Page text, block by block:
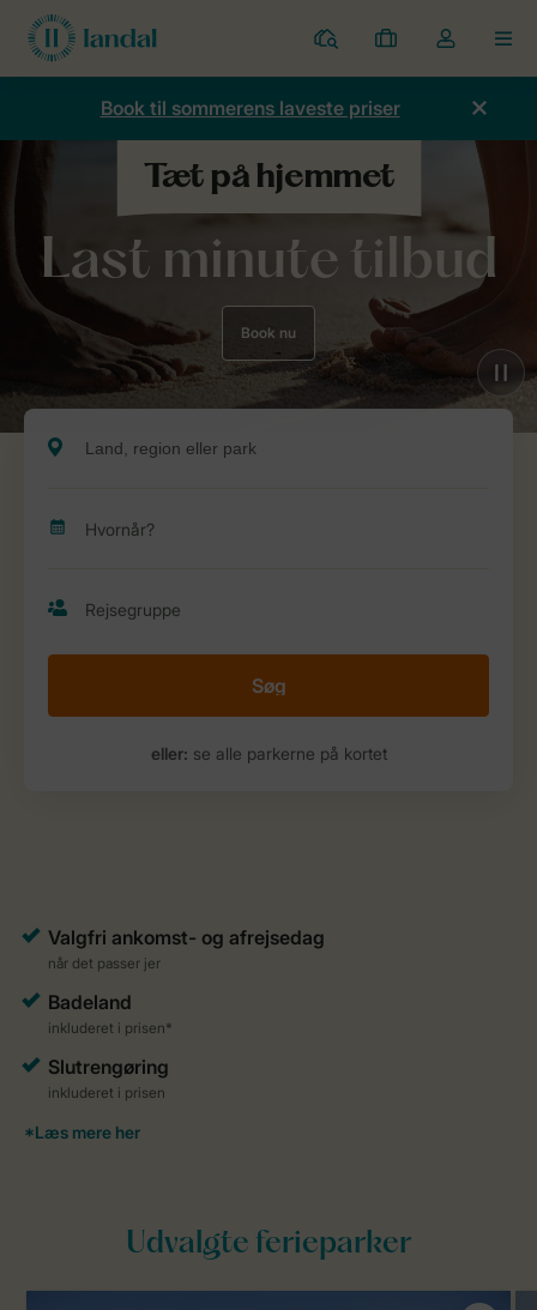
Parker
Mine
bookinger
Toggle
the
dropdown
Book til sommerens laveste priser
Last minute tilbud
Book nu
Søg
eller: se alle parkerne på kortet